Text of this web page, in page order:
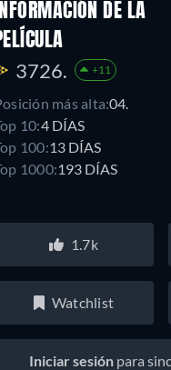
INFORMACIÓN DE LA
3726. +11
más alta:04.
10:4 DÍAS
100:13 DÍAS
1000:193 DÍAS
1.7k
Watchlist
Iniciar sesión para